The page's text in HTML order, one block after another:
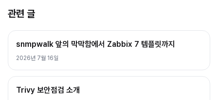
관련 글
snmpwalk 앞의 막막함에서 Zabbix 7 템플릿까지
2026년 7월 16일
Trivy 보안점검 소개